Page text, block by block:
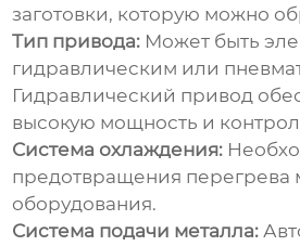
заготовки, которую можно
Тип привода: Может быть
гидравлическим или
Гидравлический привод
высокую мощность и
Система охлаждения:
предотвращения перегрева
оборудования.
Система подачи металла: